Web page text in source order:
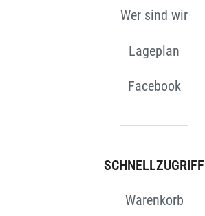
Wer sind wir
Lageplan
Facebook
SCHNELLZUGRIFF
Warenkorb